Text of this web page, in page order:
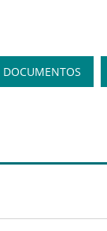
DOCUMENTOS